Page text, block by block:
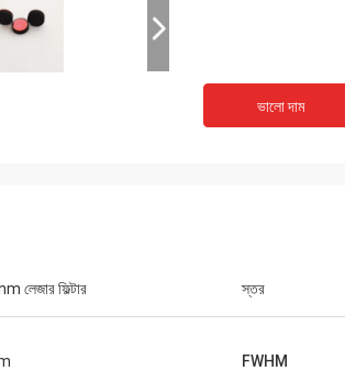
ভালো দাম
লেজার ফিল্টার স্তর
FWHM